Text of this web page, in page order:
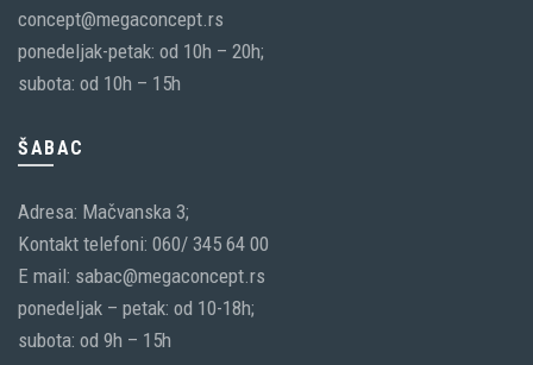
concept@megaconcept.rs
ponedeljak-petak: od 10h – 20h;
subota: od 10h – 15h
ŠABAC
Adresa: Mačvanska 3;
Kontakt telefoni: 060/ 345 64 00
E mail: sabac@megaconcept.rs
ponedeljak – petak: od 10-18h;
subota: od 9h – 15h